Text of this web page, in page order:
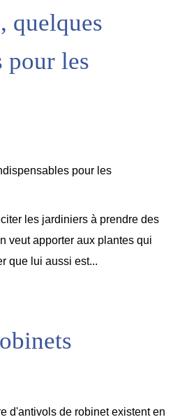
quelques
pour les
les jardiniers à prendre des
veut apporter aux plantes qui
que lui aussi est...
d'antivols de robinet existent en